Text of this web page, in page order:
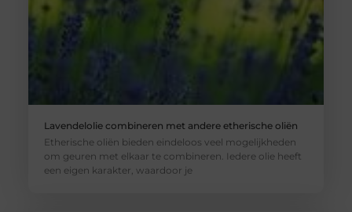
Lavendelolie combineren met andere etherische oliën
Etherische oliën bieden eindeloos veel mogelijkheden
om geuren met elkaar te combineren. Iedere olie heeft
een eigen karakter, waardoor je